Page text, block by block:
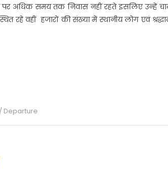
पर अधिक समय तक निवास नहीं रहते इसलिए उन्हें
रहे वहीं हजारों की संख्या में स्थानीय लोग एवं
Departure